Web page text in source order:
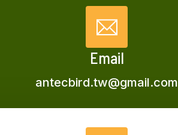
Email
antecbird.tw@gmail.com